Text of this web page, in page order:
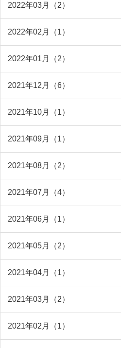
2022年03月（2）
2022年02月（1）
2022年01月（2）
2021年12月（6）
2021年10月（1）
2021年09月（1）
2021年08月（2）
2021年07月（4）
2021年06月（1）
2021年05月（2）
2021年04月（1）
2021年03月（2）
2021年02月（1）